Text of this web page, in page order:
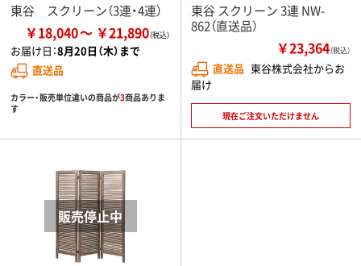
東谷 スクリーン（3連・4連）
￥18,040 ￥21,890
お届け日：8月20日（木）まで
直送品
カラー・販売単位違いの商品が3商品ありま
す
東谷 スクリーン 3連 NW-
862（直送品）
￥23,364（税込）
直送品 東谷株式会社からお
届け
現在ご注文いただけません